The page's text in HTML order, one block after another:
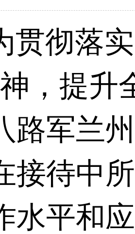
贯彻落
，提升
路军兰
接待中
水平和